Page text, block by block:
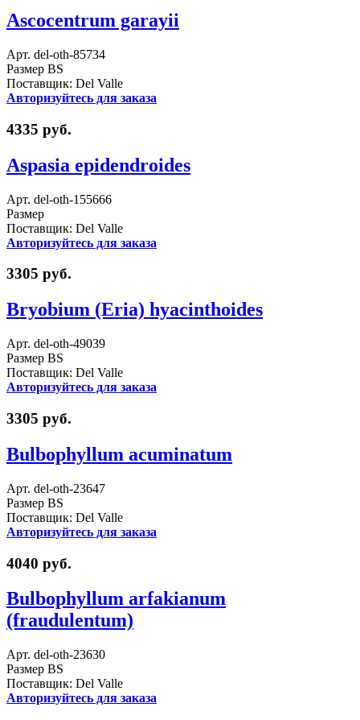
Ascocentrum garayii
Арт. del-oth-85734
Размер BS
Поставщик: Del Valle
Авторизуйтесь для заказа
4335 руб.
Aspasia epidendroides
Арт. del-oth-155666
Размер
Поставщик: Del Valle
Авторизуйтесь для заказа
3305 руб.
Bryobium (Eria) hyacinthoides
Арт. del-oth-49039
Размер BS
Поставщик: Del Valle
Авторизуйтесь для заказа
3305 руб.
Bulbophyllum acuminatum
Арт. del-oth-23647
Размер BS
Поставщик: Del Valle
Авторизуйтесь для заказа
4040 руб.
Bulbophyllum arfakianum
(fraudulentum)
Арт. del-oth-23630
Размер BS
Поставщик: Del Valle
Авторизуйтесь для заказа